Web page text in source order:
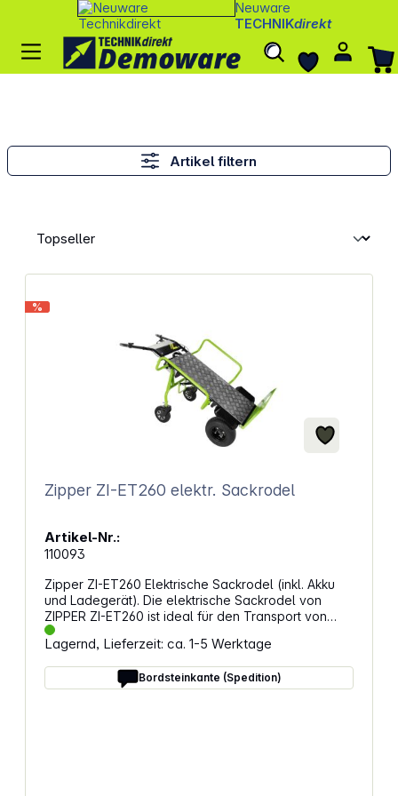
Neuware
TECHNIKdirekt
Artikel filtern
%
Zipper ZI-ET260 elektr. Sackrodel
Artikel-Nr.:
110093
Zipper ZI-ET260 Elektrische Sackrodel (inkl. Akku
und Ladegerät). Die elektrische Sackrodel von
ZIPPER ZI-ET260 ist ideal für den Transport von
Gütern rund um Haus, Hof und Garten oder wo man
sonst noch Unterstützung beim Transport von
schweren Gütern bis zu 260 kg in Kombination mit
einer Sackrodel benötigt. Eigenschaften: effizientes
Lagernd, Lieferzeit: ca. 1-5 Werktage
Bordsteinkante (Spedition)